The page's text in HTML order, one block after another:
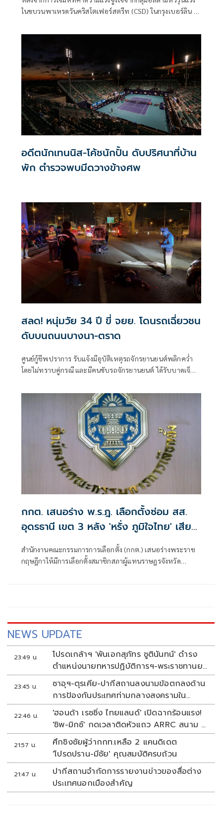
ในขบวนพาเหรดวันคริสโตเฟอร์สตรีท (CSD) ในกรุงเบอร์ลิน ผู้
อดีตนักเทนนิส-โค้ชนักปั้น ดับปริศนาที่บ้าน
พัก ตำรวจพบมีดวางข้างศพ
สลด! หนุ่มวัย 34 ปี ขี่ จยย. โดนรถเฉี่ยวชน
ดับบนถนนบางนา-ตราด
ศูนย์กู้ชีพปราการ รับแจ้งมีอุบัติเหตุรถจักรยานยนต์พลิกคว่ำ
โดยไม่ทราบคู่กรณี และมีคนขับรถจักรยานยนต์ ได้รับบาดเจ็บ
กกต. เสนอร่าง พ.ร.ฎ. เลือกตั้งซ่อม สส.
อุดรธานี เขต 3 หลัง 'หรั่ง ภูมิใจไทย' เสีย
สำนักงานคณะกรรมการการเลือกตั้ง (กกต.) เสนอร่างพระราช
กฤษฎีกาให้มีการเลือกตั้งสมาชิกสภาผู้แทนราษฎรจังหวัด
NEWS UPDATE
23:49 น.
โปรดเกล้าฯ 'พันเอกสุภัทร ชูตินันทน์' ดำรง
ตำแหน่งนายทหารปฏิบัติการฯ-พระราชทานยศ
'พลตรี'
23:45 น.
ซาอุฯ-ตุรเคีย-ปากีสถานลงนามข้อตกลงด้าน
การป้องกันประเทศท่ามกลางสงครามใน
ภูมิภาค
22:46 น.
'ฮอนด้า เรซซิ่ง ไทยแลนด์' เปิดฉากร้อนแรง!
'ชิพ-มิกซ์' กดเวลาติดหัวแถว ARRC สนาม 4
ที่มัลดาลิกา
21:57 น.
ศึกชิงชัยผู้ว่ากกท.เหลือ 2 แคนดิเดต
'โปรดปราน-มีชัย' คุณสมบัติครบถ้วน
21:47 น.
ปากีสถานจำกัดการรายงานข่าวของสื่อต่าง
ประเทศนอกเมืองสำคัญ